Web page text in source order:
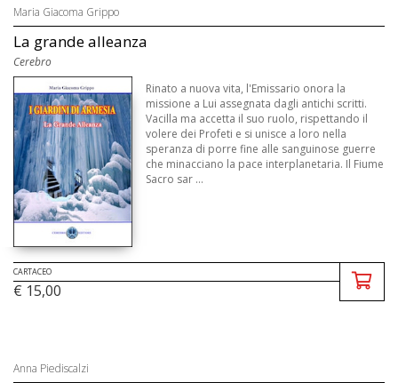
Maria Giacoma Grippo
La grande alleanza
Cerebro
Rinato a nuova vita, l'Emissario onora la
missione a Lui assegnata dagli antichi scritti.
Vacilla ma accetta il suo ruolo, rispettando il
volere dei Profeti e si unisce a loro nella
speranza di porre fine alle sanguinose guerre
che minacciano la pace interplanetaria. Il Fiume
Sacro sar ...
CARTACEO
€ 15,00
Anna Piediscalzi